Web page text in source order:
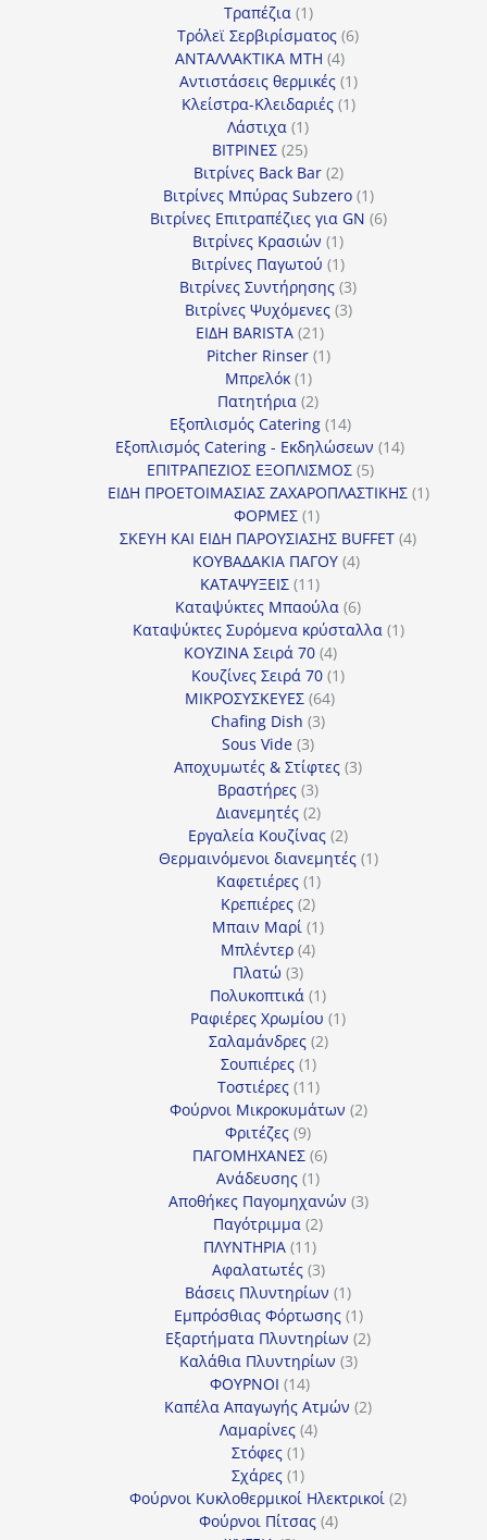
Τραπέζια 11
προϊόν
Τρόλεϊ Σερβιρίσματος 66
ΑΝΤΑΛΛΑΚΤΙΚΑ MTH 44
προϊόντα
Αντιστάσεις θερμικές 11
προϊόν
Κλείστρα-Κλειδαριές 11
Λάστιχα 11
προϊόν
ΒΙΤΡΙΝΕΣ 2525
προϊόντα
Βιτρίνες Back Bar 22
προϊόντα
Βιτρίνες Mπύρας Subzero 11
προϊόν
Βιτρίνες Επιτραπέζιες για GN 66
Βιτρίνες Κρασιών 11
προϊόν
Βιτρίνες Παγωτού 11
προϊόν
Βιτρίνες Συντήρησης 33
προϊόντα
Βιτρίνες Ψυχόμενες 33
ΕΙΔΗ BARISTA 2121
προϊόντα
Pitcher Rinser 11
Μπρελόκ 11
προϊόν
Πατητήρια 22
προϊόντα
Εξοπλισμός Catering 1414
προϊόντα
Εξοπλισμός Catering - Εκδηλώσεων 1414
ΕΠΙΤΡΑΠΕΖΙΟΣ ΕΞΟΠΛΙΣΜΟΣ 55
προϊόντα
ΕΙΔΗ ΠΡΟΕΤΟΙΜΑΣΙΑΣ ΖΑΧΑΡΟΠΛΑΣΤΙΚΗΣ 11
ΦΟΡΜΕΣ 11
προϊόν
ΣΚΕΥΗ ΚΑΙ ΕΙΔΗ ΠΑΡΟΥΣΙΑΣΗΣ BUFFET 44
ΚΟΥΒΑΔΑΚΙΑ ΠΑΓΟΥ 44
ΚΑΤΑΨΥΞΕΙΣ 1111
προϊόντα
Καταψύκτες Μπαούλα 66
προϊόντα
Καταψύκτες Συρόμενα κρύσταλλα 11
ΚΟΥΖΙΝΑ Σειρά 70 44
προϊόντα
Κουζίνες Σειρά 70 11
ΜΙΚΡΟΣΥΣΚΕΥΕΣ 6464
Chafing Dish 33
Sous Vide 33
προϊόντα
Αποχυμωτές & Στίφτες 33
Βραστήρες 33
προϊόντα
Διανεμητές 22
προϊόντα
Εργαλεία Κουζίνας 22
προϊόντα
Θερμαινόμενοι διανεμητές 11
Καφετιέρες 11
προϊόν
Κρεπιέρες 22
προϊόντα
Μπαιν Μαρί 11
Μπλέντερ 44
Πλατώ 33
προϊόντα
Πολυκοπτικά 11
προϊόν
Ραφιέρες Χρωμίου 11
Σαλαμάνδρες 22
Σουπιέρες 11
προϊόν
Τοστιέρες 1111
προϊόντα
Φούρνοι Μικροκυμάτων 22
Φριτέζες 99
προϊόντα
ΠΑΓΟΜΗΧΑΝΕΣ 66
Ανάδευσης 11
προϊόν
Αποθήκες Παγομηχανών 33
Παγότριμμα 22
ΠΛΥΝΤΗΡΙΑ 1111
προϊόντα
Αφαλατωτές 33
προϊόντα
Βάσεις Πλυντηρίων 11
προϊόν
Εμπρόσθιας Φόρτωσης 11
προϊόν
Εξαρτήματα Πλυντηρίων 22
Καλάθια Πλυντηρίων 33
ΦΟΥΡΝΟΙ 1414
προϊόντα
Καπέλα Απαγωγής Ατμών 22
Λαμαρίνες 44
Στόφες 11
προϊόν
Σχάρες 11
προϊόν
Φούρνοι Κυκλοθερμικοί Ηλεκτρικοί 22
Φούρνοι Πίτσας 44